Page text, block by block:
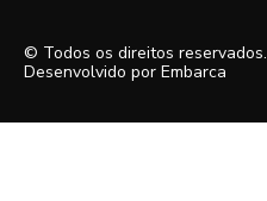
© Todos os direitos reservados.
Desenvolvido por Embarca